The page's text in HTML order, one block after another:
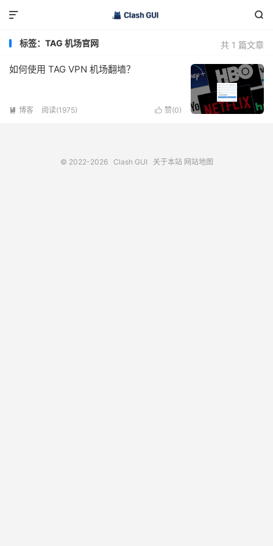


共 1 篇文章
标签：TAG 机场官网
如何使用 TAG VPN 机场翻墙？
 赞(0)
 博客 阅读(1975)
© 2022-2026 Clash GUI 关于本站 网站地图